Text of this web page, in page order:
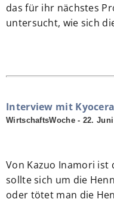
das für ihr nächstes
untersucht, wie sich
Interview mit
WirtschaftsWoche - 22. Juni
Von Kazuo Inamori ist
sollte sich um die
oder tötet man die